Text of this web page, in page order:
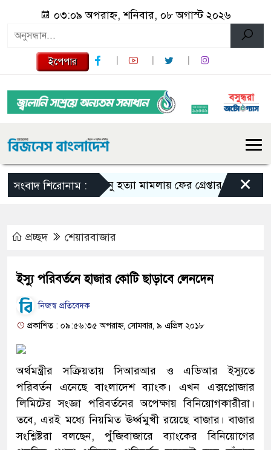
০৩:০৯ অপরাহ্ন, শনিবার, ০৮ অগাস্ট ২০২৬
ইপেপার
সংবাদ শিরোনাম :তনু হত্যা মামলায় ফের গ্রেপ্তার সাবেক ×
প্রচ্ছদ শেয়ারবাজার
ইস্যু পরিবর্তনে হাজার কোটি ছাড়াবে লেনদেন
নিজস্ব প্রতিবেদক
প্রকাশিত : ০৯:৫৬:৩৫ অপরাহ্ন, সোমবার, ৯ এপ্রিল ২০১৮
অর্থমন্ত্রীর সক্রিয়তায় সিআরআর ও এডিআর ইস্যুতে
পরিবর্তন এনেছে বাংলাদেশ ব্যাংক। এখন এক্সপ্লোজার
লিমিটের সংজ্ঞা পরিবর্তনের অপেক্ষায় বিনিয়োগকারীরা।
তবে, এরই মধ্যে নিয়মিত ঊর্ধ্বমুখী রয়েছে বাজার। বাজার
সংশ্লিষ্টরা বলছেন, পুঁজিবাজারে ব্যাংকের বিনিয়োগের